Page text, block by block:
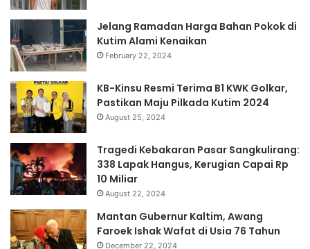
Jelang Ramadan Harga Bahan Pokok di
Kutim Alami Kenaikan
February 22, 2024
KB-Kinsu Resmi Terima B1 KWK Golkar,
Pastikan Maju Pilkada Kutim 2024
August 25, 2024
Tragedi Kebakaran Pasar Sangkulirang:
338 Lapak Hangus, Kerugian Capai Rp
10 Miliar
August 22, 2024
Mantan Gubernur Kaltim, Awang
Faroek Ishak Wafat di Usia 76 Tahun
December 22, 2024